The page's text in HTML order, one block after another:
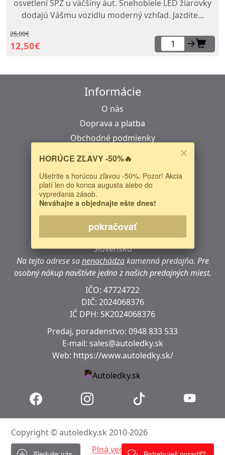
osvetlení ŠPZ u väčšiny áut. Snehobiele LED žiarovky
dodajú Vášmu vozidlu moderný vzhľad. Jazdite...
25,00€
12,50€ →
Informácie
O nás
Doprava a platba
Obchodné podmienky
Kontakt
Šuhajova 1207/40
040 18 Košice
Slovensko
Na tejto adrese sanenachádzakamenná predajňa. Pre
osobný nákup navštívte jedno z našich predajných miest.
IČO: 47724722
DIČ: 2024068376
IČ DPH: SK2024068376
Predaj, poradenstvo: 0948 833 533
E-mail: sales@autoledky.sk
Web: https://www.autoledky.sk/
Copyright © autoledky.sk 2010-2026
Plná verzia
HORÚCE ZĽAVY -50%🔥
Ušetrite s horúcou zľavou -50%. Pozor! Akcia
platí len do konca augusta alebo do
vypredania zásob.
Neváhajte a objednajte ešte dnes!
pokračovať